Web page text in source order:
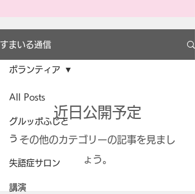
すまいる通信
All Posts
グルッポふじと
う
失語症サロン
講演
ボランティア
近日公開予定
その他のカテゴリーの記事を見まし
ょう。